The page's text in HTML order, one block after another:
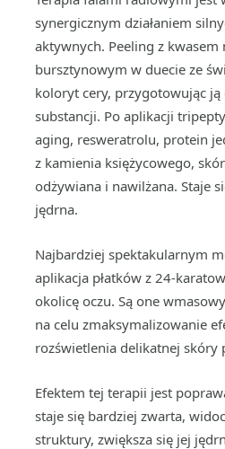
synergicznym działaniem
aktywnych. Peeling z
bursztynowym w duecie ze
koloryt cery, przygotowując
substancji. Po aplikacji
aging, resweratrolu, protein
z kamienia księżycowego,
odżywiana i nawilżana. Staje
jędrna.
Najbardziej spektakularnym
aplikacja płatków z 24-
okolicę oczu. Są one
na celu zmaksymalizowanie
rozświetlenia delikatnej skóry
Efektem tej terapii jest
staje się bardziej zwarta,
struktury, zwiększa się jej